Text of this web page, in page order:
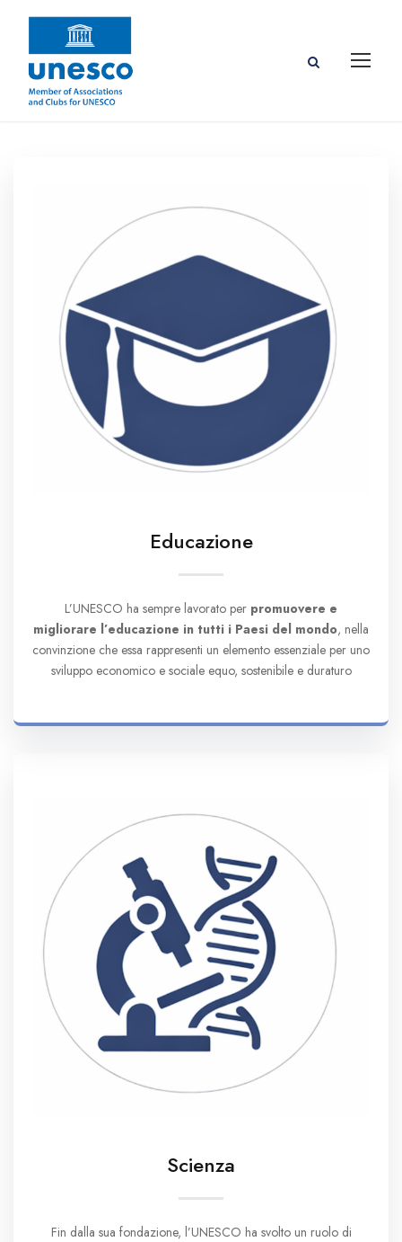
Educazione
L’UNESCO ha sempre lavorato per promuovere e
migliorare l’educazione in tutti i Paesi del mondo, nella
convinzione che essa rappresenti un elemento essenziale per uno
sviluppo economico e sociale equo, sostenibile e duraturo
Scienza
Fin dalla sua fondazione, l’UNESCO ha svolto un ruolo di